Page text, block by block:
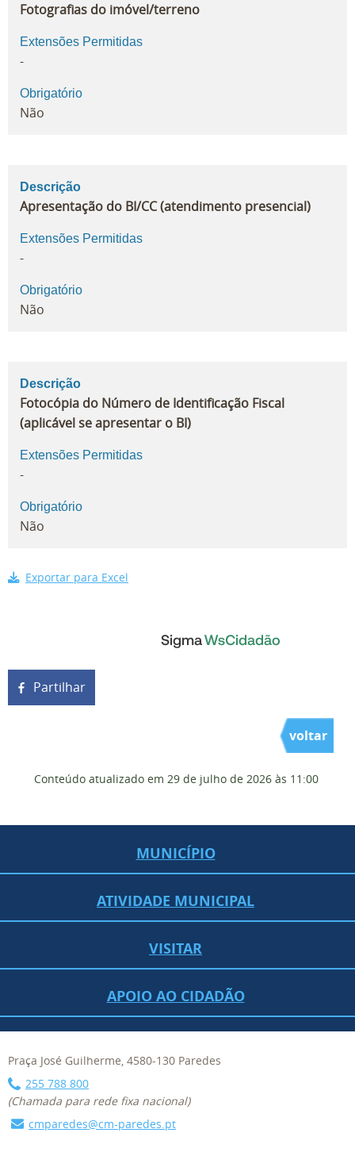
Fotografias do imóvel/terreno
Extensões Permitidas
-
Obrigatório
Não
Descrição
Apresentação do BI/CC (atendimento presencial)
Extensões Permitidas
-
Obrigatório
Não
Descrição
Fotocópia do Número de Identificação Fiscal
(aplicável se apresentar o BI)
Extensões Permitidas
-
Obrigatório
Não
Exportar para Excel
Partilhar
voltar
Conteúdo atualizado em 29 de julho de 2026 às 11:00
MUNICÍPIO
ATIVIDADE MUNICIPAL
VISITAR
APOIO AO CIDADÃO
Praça José Guilherme, 4580-130 Paredes
255 788 800
(Chamada para rede fixa nacional)
cmparedes@cm-paredes.pt